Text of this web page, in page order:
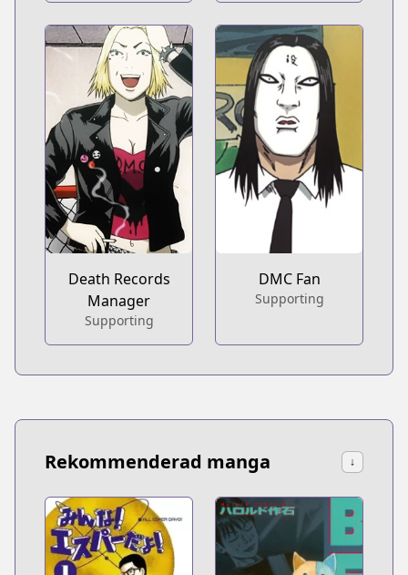
Death Records
Manager
Supporting
DMC Fan
Supporting
Rekommenderad manga ↓